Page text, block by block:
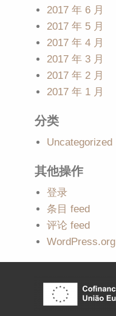
2017 年 6 月
2017 年 5 月
2017 年 4 月
2017 年 3 月
2017 年 2 月
2017 年 1 月
分类
Uncategorized
其他操作
登录
条目 feed
评论 feed
WordPress.org